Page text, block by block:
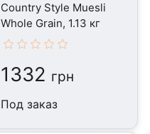
Country Style Muesli
Whole Grain, 1.13 кг
1332 грн
Под заказ